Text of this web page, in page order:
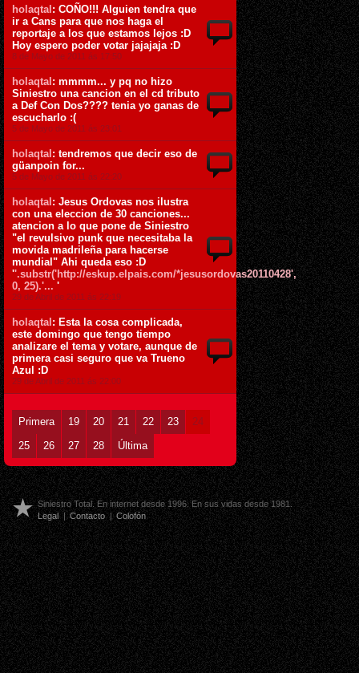
holaqtal : COÑO!!! Alguien tendra que
ir a Cans para que nos haga el
reportaje a los que estamos lejos :D
Hoy espero poder votar jajajaja :D
8 de Mayo de 2011 ás 17:50
holaqtal : mmmm... y pq no hizo
Siniestro una cancion en el cd tributo
a Def Con Dos???? tenia yo ganas de
escucharlo :(
5 de Mayo de 2011 ás 23:01
holaqtal : tendremos que decir eso de
güanpoin for...
5 de Mayo de 2011 ás 22:20
holaqtal : Jesus Ordovas nos ilustra
con una eleccion de 30 canciones...
atencion a lo que pone de Siniestro
"el revulsivo punk que necesitaba la
movida madrileña para hacerse
mundial" Ahi queda eso :D
''.substr('http://eskup.elpais.com/*jesusordovas20110428',
0, 25).'... '
29 de Abril de 2011 ás 22:19
holaqtal : Esta la cosa complicada,
este domingo que tengo tiempo
analizare el tema y votare, aunque de
primera casi seguro que va Trueno
Azul :D
29 de Abril de 2011 ás 22:00
Primera 19 20 21 22 23
24
25
26 27 28 Última
Siniestro Total. En internet desde 1996. En sus vidas desde 1981.
Legal | Contacto | Colofón